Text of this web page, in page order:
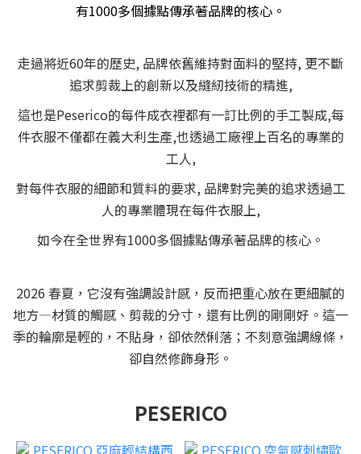
有1000多個據點傳承著品牌的核心。
走過將近60年的歷史, 品牌依舊維持對面料的堅持, 更不斷
追求剪裁上的創新以及縫紉技術的精進,
這也是Peserico的每件成衣裡都有一訂比例的手工製成,每
件衣服不僅都在義大利生產,也透過工廠裡上百名的專業的
工人,
對每件衣服的細節和質料的要求, 品牌對完美的追求透過工
人的專業體現在每件衣服上,
如今在全世界有1000多個據點傳承著品牌的核心。
2026 春夏，它沒有強調設計感，反而把重心放在更細膩的
地方—材質的觸感、剪裁的分寸，還有比例的剛剛好。這一
季的輪廓是輕的，不貼身，卻依然俐落；不刻意強調線條，
卻自然修飾身形。
PESERICO